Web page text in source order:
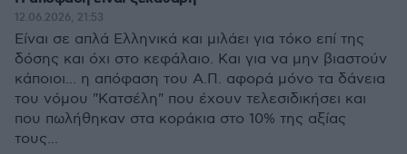
12.06.2026, 21:53
Είναι σε απλά Ελληνικά και μιλάει για τόκο επί της
δόσης και όχι στο κεφάλαιο. Και για να μην βιαστούν
κάποιοι... η απόφαση του Α.Π. αφορά μόνο τα δάνεια
του νόμου "Κατσέλη" που έχουν τελεσιδικήσει και
που πωλήθηκαν στα κοράκια στο 10% της αξίας
τους...